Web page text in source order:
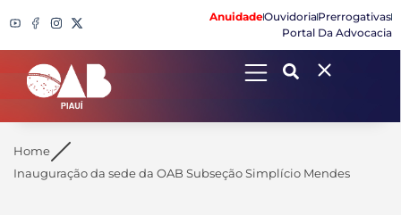
AnuidadeOuvidoriaPrerrogativas
Portal Da Advocacia
Search
Home
Inauguração da sede da OAB Subseção Simplício Mendes